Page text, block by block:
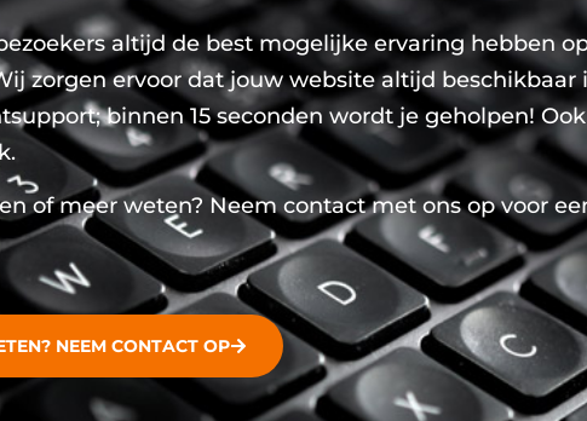
altijd de best mogelijke ervaring hebben
zorgen ervoor dat jouw website altijd
binnen 15 seconden wordt je geholpen!
of meer weten? Neem contact met ons op voor
NEEM CONTACT OP